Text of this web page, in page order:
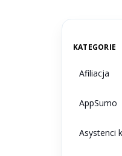
KATEGORIE
Afiliacja
AppSumo
Asystenci